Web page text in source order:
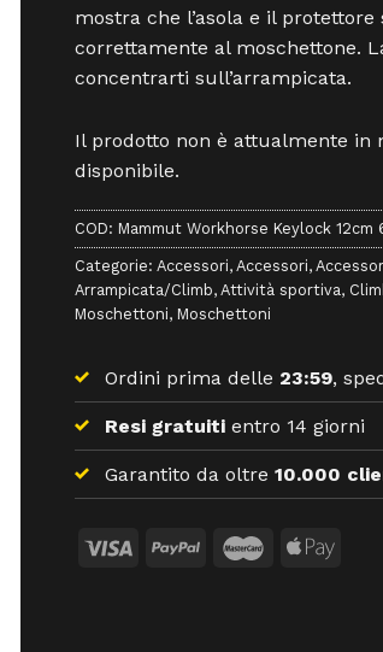
mostra che l’asola e il protettore
correttamente al moschettone.
concentrarti sull’arrampicata.
Il prodotto non è attualmente in
disponibile.
COD: Mammut Workhorse Keylock 12cm
Categorie: Accessori, Accessori,
Arrampicata/Climb, Attività sportiva,
Moschettoni, Moschettoni
Ordini prima delle 23:59,
Resi gratuitientro 14 giorni
Garantito da oltre 10.000